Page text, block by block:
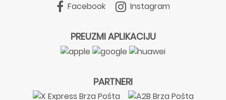
Facebook Instagram
PREUZMI APLIKACIJU
PARTNERI